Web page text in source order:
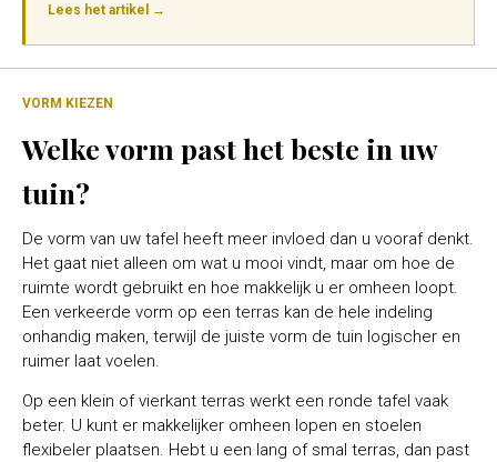
Lees het artikel →
VORM KIEZEN
Welke vorm past het beste in uw
tuin?
De vorm van uw tafel heeft meer invloed dan u vooraf denkt.
Het gaat niet alleen om wat u mooi vindt, maar om hoe de
ruimte wordt gebruikt en hoe makkelijk u er omheen loopt.
Een verkeerde vorm op een terras kan de hele indeling
onhandig maken, terwijl de juiste vorm de tuin logischer en
ruimer laat voelen.
Op een klein of vierkant terras werkt een ronde tafel vaak
beter. U kunt er makkelijker omheen lopen en stoelen
flexibeler plaatsen. Hebt u een lang of smal terras, dan past